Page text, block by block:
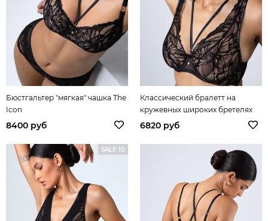
Бюстгальтер "мягкая" чашка The
Icon
8400 руб
Классический бралетт на
кружевных широких бретелях
The Icon
6820 руб
SALE 10